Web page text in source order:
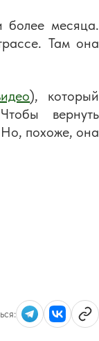
месяца.
Там она
), который
вернуть
похоже, она